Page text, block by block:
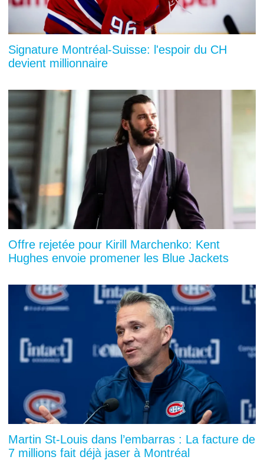
Signature Montréal-Suisse: l'espoir du CH
devient millionnaire
Offre rejetée pour Kirill Marchenko: Kent
Hughes envoie promener les Blue Jackets
Martin St-Louis dans l’embarras : La facture de
7 millions fait déjà jaser à Montréal